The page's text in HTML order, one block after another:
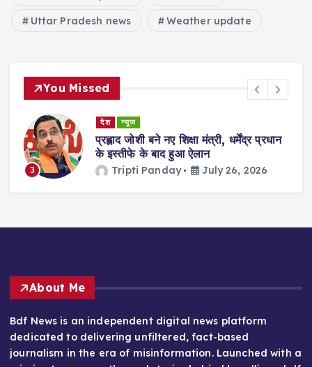
Uttar Pradesh news Weather update
You Missed
3
देश न्यूज
प्रह्लाद जोशी बने नए शिक्षा मंत्री, धर्मेंद्र प्रधान
के इस्तीफे के बाद हुआ ऐलान
Tripti Panday July 26, 2026
About Me
Bdf News is an independent digital news platform
dedicated to delivering unfiltered, fact-based
journalism in the era of misinformation. Launched with a